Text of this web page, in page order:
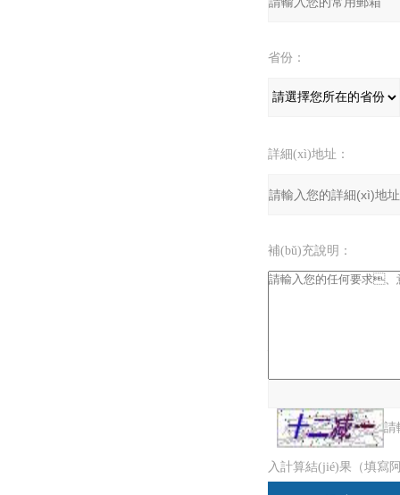
省份：
詳細(xì)地址：
補(bǔ)充說明：
請
入計算結(jié)果（填寫